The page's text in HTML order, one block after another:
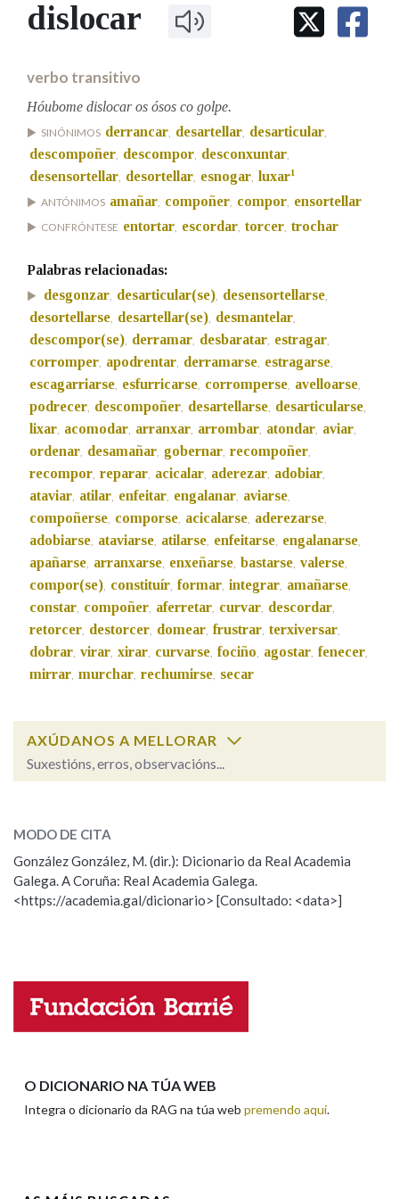
IDENTIDADE CORPORATIVA
MARCIAL DEL ADALID
FIGURAS HOMENAXEADAS
PRIMAVERA DAS LETRAS
PORTAL DAS PALABRAS
Facebook
TwitterYoutubeInstagram
Bluesky
BUSCAR NOS LEMAS
Remata por
Contén
BUSCAR NO CONTIDO
Nas definicións
Nos exemplos
Na fraseoloxía
OUTRAS OPCIÓNS DE BUSCA
Marcas gramaticais
Pertence a
dislocar
verbo transitivo
Hóubome dislocar os ósos co golpe.
SINÓNIMOS derrancar, desartellar, desarticular,
descompoñer, descompor, desconxuntar,
desensortellar, desortellar, esnogar, luxar1
ANTÓNIMOS amañar, compoñer, compor, ensortellar
CONFRÓNTESE entortar, escordar, torcer, trochar
Palabras relacionadas:
desgonzar, desarticular(se), desensortellarse,
desortellarse, desartellar(se), desmantelar,
descompor(se), derramar, desbaratar, estragar,
corromper, apodrentar, derramarse, estragarse,
escagarriarse, esfurricarse, corromperse, avelloarse,
podrecer, descompoñer, desartellarse, desarticularse,
lixar, acomodar, arranxar, arrombar, atondar, aviar,
ordenar, desamañar, gobernar, recompoñer,
recompor, reparar, acicalar, aderezar, adobiar,
ataviar, atilar, enfeitar, engalanar, aviarse,
compoñerse, comporse, acicalarse, aderezarse,
adobiarse, ataviarse, atilarse, enfeitarse, engalanarse,
apañarse, arranxarse, enxeñarse, bastarse, valerse,
compor(se), constituír, formar, integrar, amañarse,
constar, compoñer, aferretar, curvar, descordar,
retorcer, destorcer, domear, frustrar, terxiversar,
dobrar, virar, xirar, curvarse, fociño, agostar, fenecer,
mirrar, murchar, rechumirse, secar
AXÚDANOS A MELLORAR
Suxestións, erros, observacións...
ESCOLLE UNHA OPCIÓN:
Observación Hai un erro na palabra
Propoño mellorar a definición
Nome
MODO DE CITA
González González, M. (dir.): Dicionario da Real Academia
Galega. A Coruña: Real Academia Galega.
<https://academia.gal/dicionario> [Consultado: <data>]
O DICIONARIO NA TÚA WEB
Integra o dicionario da RAG na túa web premendo aquí.